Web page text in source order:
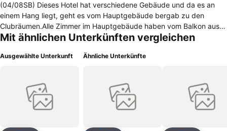
(04/08SB) Dieses Hotel hat verschiedene Gebäude und da es an
einem Hang liegt, geht es vom Hauptgebäude bergab zu den
Clubräumen.Alle Zimmer im Hauptgebäude haben vom Balkon aus
Blick auf das wunderschöne Meer. Alle Zimmer haben Teppich,
Badezimmer haben Dusche, Telefon und Haartrockner.Die Lobby ist
Bodrum center, 41 kilometer from Airport.4 km zum Stadtzentrum
40 km zum nächstgelegenen Flughafen (milas) 4 km zum
nächstgelegenen Bahnhof (bodrum)
Mit ähnlichen Unterkünften vergleichen
Ausgewählte Unterkunft Ähnliche Unterkünfte